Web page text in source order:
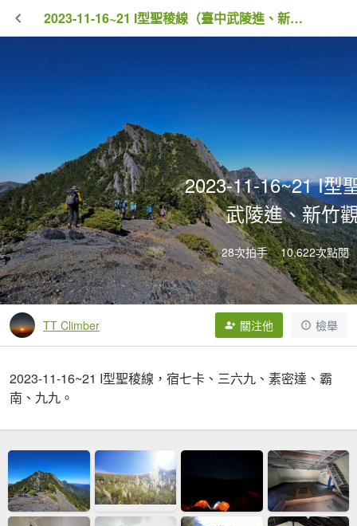
2023-11-16~21 I型聖稜線（臺中武陵進、新竹觀霧出）
2023-11-16~21 I型
武陵進、新竹
28次拍手 10,622次點閱
TT Climber 關注他 檢舉
2023-11-16~21 I型聖稜線，宿七卡、三六九、素密達、霸
南、九九。